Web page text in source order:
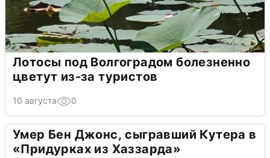
Лотосы под Волгоградом болезненно
цветут из-за туристов
10 августа 0
Умер Бен Джонс, сыгравший Кутера в
«Придурках из Хаззарда»